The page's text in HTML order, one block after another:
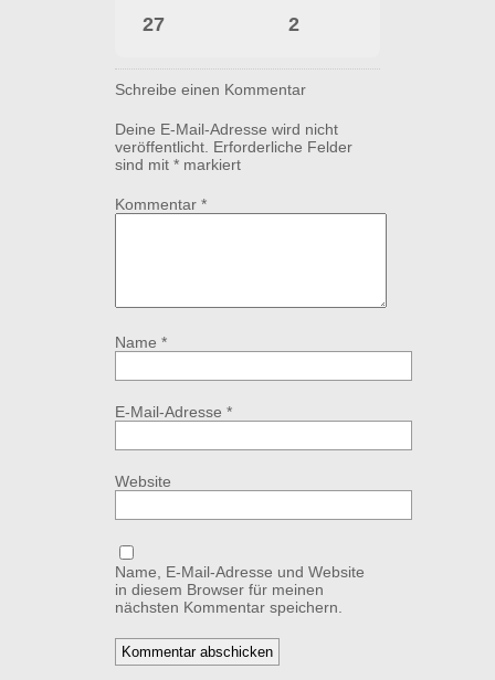
27 2
Schreibe einen Kommentar
Deine E-Mail-Adresse wird nicht
veröffentlicht. Erforderliche Felder
sind mit * markiert
Kommentar *
Name *
E-Mail-Adresse *
Website
Name, E-Mail-Adresse und Website
in diesem Browser für meinen
nächsten Kommentar speichern.